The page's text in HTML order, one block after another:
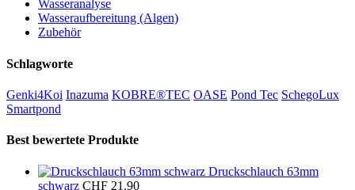
Wasseranalyse
Wasseraufbereitung (Algen)
Zubehör
Schlagworte
Genki4Koi Inazuma KOBRE®TEC OASE Pond Tec SchegoLux
Smartpond
Best bewertete Produkte
Druckschlauch 63mm
schwarz CHF 21.90